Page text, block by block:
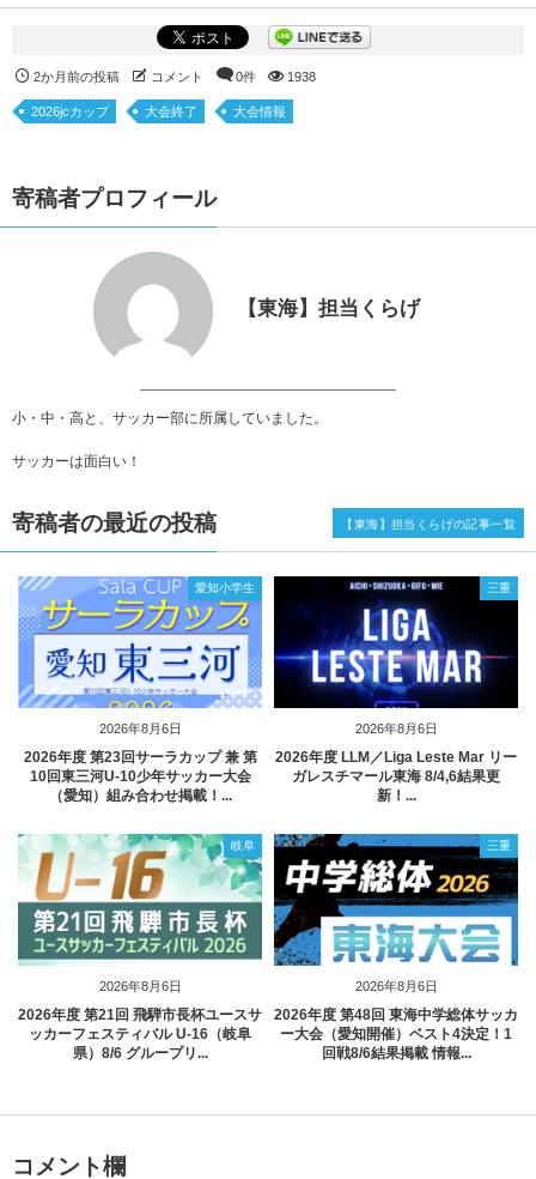
2か月前の投稿 コメント 0件 1938
2026jcカップ 大会終了 大会情報
寄稿者プロフィール
【東海】担当くらげ
小・中・高と、サッカー部に所属していました。
サッカーは面白い！
寄稿者の最近の投稿
2026年8月6日
愛知小学生
2026年度 第23回サーラカップ 兼 第
10回東三河U-10少年サッカー大会
（愛知）組み合わせ掲載！...
2026年8月6日
三重
2026年度 LLM／Liga Leste Mar リー
ガレスチマール東海 8/4,6結果更
新！...
2026年8月6日
岐阜
2026年度 第21回 飛騨市長杯ユースサ
ッカーフェスティバル U-16（岐阜
県）8/6 グループリ...
2026年8月6日
三重
2026年度 第48回 東海中学総体サッカ
ー大会（愛知開催）ベスト4決定！1
回戦8/6結果掲載 情報...
【東海】担当くらげの記事一覧
コメント欄